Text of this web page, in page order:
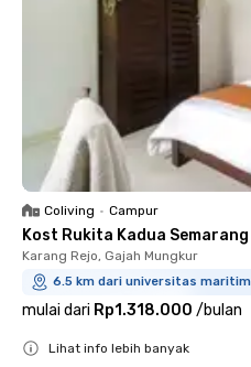
Coliving • Campur
Kost Rukita Kadua Semarang
Karang Rejo, Gajah Mungkur
6.5 km dari universitas
mulai dari Rp1.318.000 /bulan
Lihat info lebih banyak